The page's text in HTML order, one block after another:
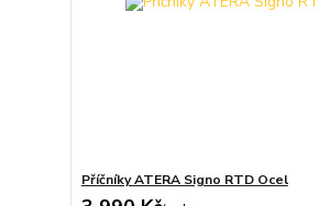
Příčníky ATERA Signo RTD Ocel